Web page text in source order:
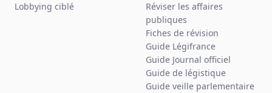
Lobbying ciblé
Réviser les affaires
publiques
Fiches de révision
Guide Légifrance
Guide Journal officiel
Guide de légistique
Guide veille parlementaire